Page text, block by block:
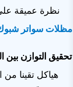
الشبوك
الهناجر
البرجولات
نظرة عميقة
مظلات سواتر
تحقيق التوازن بين
هياكل تقينا